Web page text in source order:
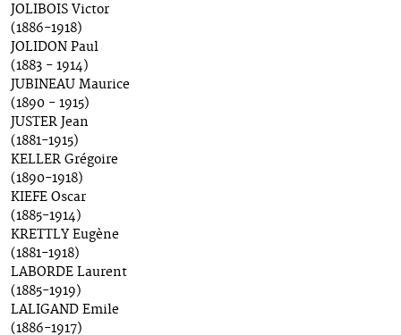
JOLIBOIS Victor
(1886-1918)
JOLIDON Paul
(1883 - 1914)
JUBINEAU Maurice
(1890 - 1915)
JUSTER Jean
(1881-1915)
KELLER Grégoire
(1890-1918)
KIEFE Oscar
(1885-1914)
KRETTLY Eugène
(1881-1918)
LABORDE Laurent
(1885-1919)
LALIGAND Emile
(1886-1917)